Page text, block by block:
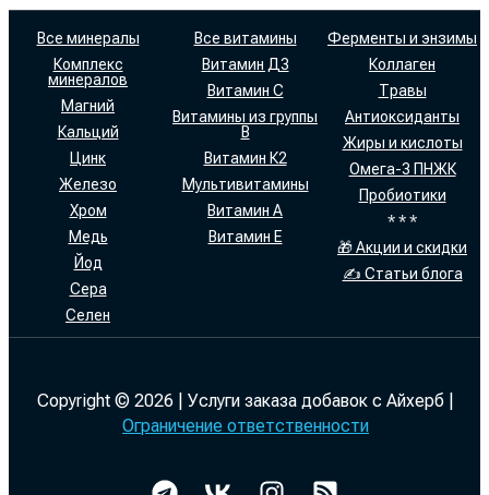
Все минералы
Комплекс
минералов
Магний
Кальций
Цинк
Железо
Хром
Медь
Йод
Сера
Селен
Все витамины
Витамин Д3
Витамин С
Витамины из группы
В
Витамин К2
Мультивитамины
Витамин А
Витамин Е
Ферменты и энзимы
Коллаген
Травы
Антиоксиданты
Жиры и кислоты
Омега-3 ПНЖК
Пробиотики
* * *
🎁 Акции и скидки
✍ Статьи блога
Copyright © 2026 | Услуги заказа добавок с Айхерб |
Ограничение ответственности